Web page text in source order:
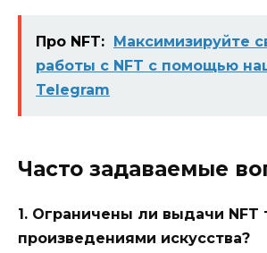
Про NFT: Максимизируйте
работы с NFT с помощью
Telegram
Часто задаваемые
1. Ограничены ли выдачи NFT
произведениями искусства?